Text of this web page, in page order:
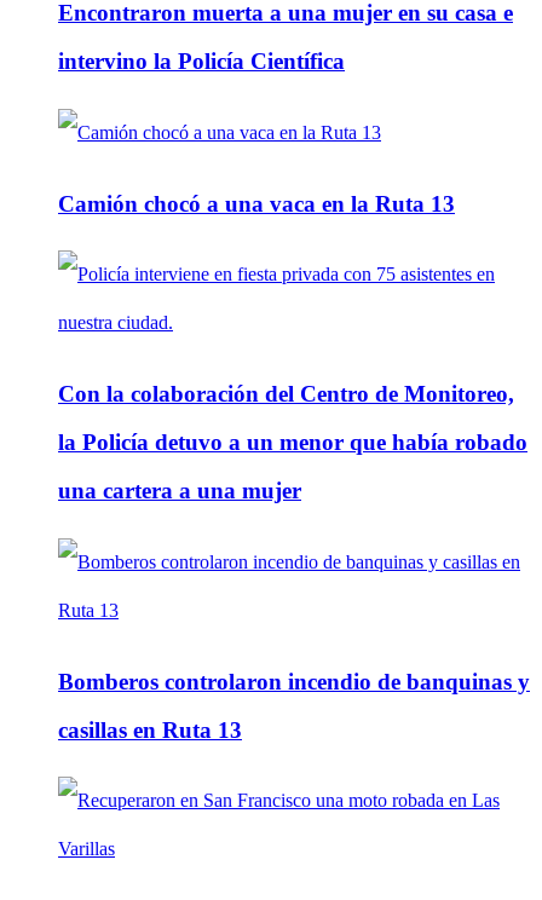
Encontraron muerta a una mujer en su casa e
intervino la Policía Científica
Camión chocó a una vaca en la Ruta 13
Con la colaboración del Centro de Monitoreo,
la Policía detuvo a un menor que había robado
una cartera a una mujer
Bomberos controlaron incendio de banquinas y
casillas en Ruta 13